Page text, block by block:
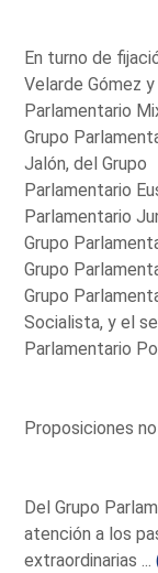
En turno de
Velarde Gómez
Parlamentario
Grupo
Jalón, del Grupo
Parlamentario
Parlamentario
Grupo
Grupo
Grupo
Socialista, y el
Parlamentario
Proposiciones
Del Grupo
atención a los
extraordinarias ...